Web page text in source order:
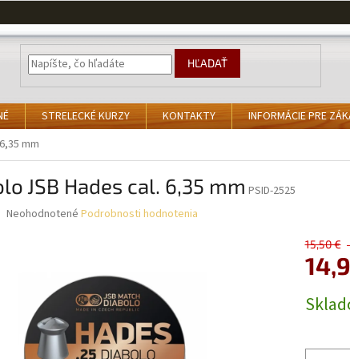
HĽADAŤ
STRELECKÉ KURZY KONTAKTY
INFORMÁCIE PRE
mm
JSB Hades cal. 6,35 mm PSID-2525
Priemerné
hviezdičiek.
Neohodnotené Podrobnosti hodnotenia
15,50 €
cena: